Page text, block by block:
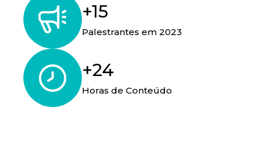
+15
Palestrantes em 2023
+24
Horas de Conteúdo